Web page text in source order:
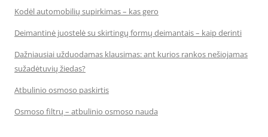
Kodėl automobilių supirkimas – kas gero
Deimantinė juostelė su skirtingų formų deimantais – kaip derinti
Dažniausiai užduodamas klausimas: ant kurios rankos nešiojamas
sužadėtuvių žiedas?
Atbulinio osmoso paskirtis
Osmoso filtrų – atbulinio osmoso nauda